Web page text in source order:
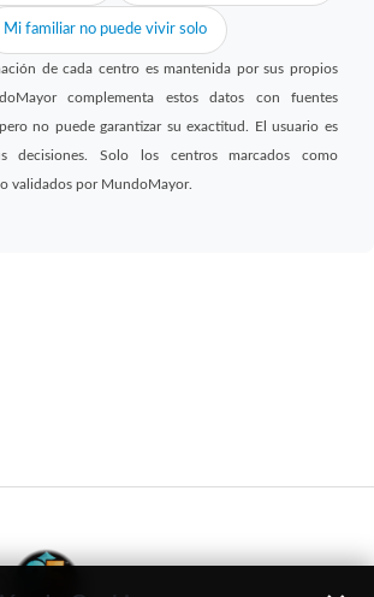
Mi familiar no puede vivir solo
de cada centro es mantenida por sus propios
complementa estos datos con fuentes
no puede garantizar su exactitud. El usuario es
decisiones. Solo los centros marcados como
validados por MundoMayor.